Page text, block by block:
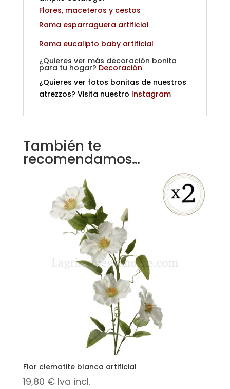
Flores, maceteros y cestos
Rama esparraguera artificial
Rama eucalipto baby artificial
¿Quieres ver más decoración bonita
para tu hogar? Decoración
¿Quieres ver fotos bonitas de nuestros
atrezzos? Visita nuestro Instagram
También te
recomendamos…
Flor clematite blanca artificial
19,80 € Iva incl.